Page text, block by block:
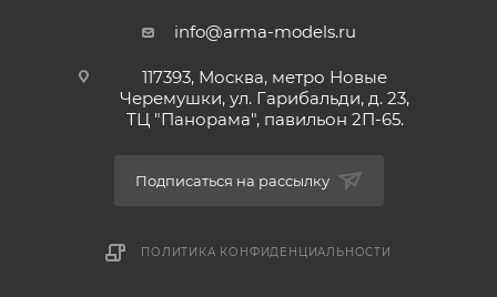
info@arma-models.ru
117393, Москва, метро Новые
Черемушки, ул. Гарибальди, д. 23,
ТЦ "Панорама", павильон 2П-65.
Подписаться на рассылку
ПОЛИТИКА КОНФИДЕНЦИАЛЬНОСТИ